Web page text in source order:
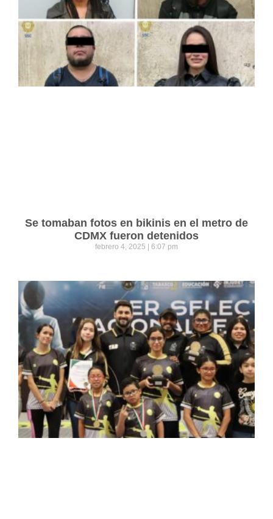
Se tomaban fotos en bikinis en el metro de
CDMX fueron detenidos
febrero 4, 2025 6:07 pm